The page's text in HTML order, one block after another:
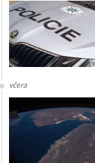
včera